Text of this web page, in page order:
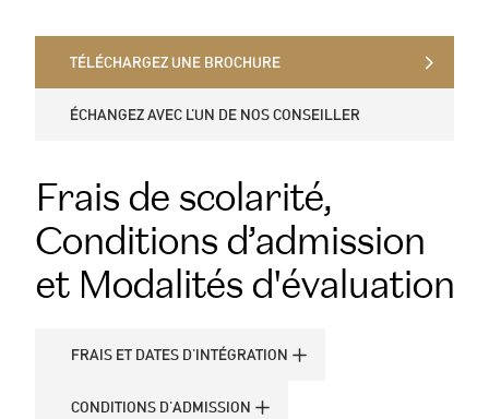
TÉLÉCHARGEZ UNE BROCHURE
ÉCHANGEZ AVEC L’UN DE NOS CONSEILLER
Frais de scolarité,
Conditions d’admission
et Modalités d'évaluation
FRAIS ET DATES D'INTÉGRATION
CONDITIONS D'ADMISSION